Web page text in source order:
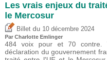
Les vrais enjeux du
le Mercosur
Billet du 10 décembre 2024
Par Charlotte Emlinger
484 voix pour et 70 contre.
déclaration du gouvernement